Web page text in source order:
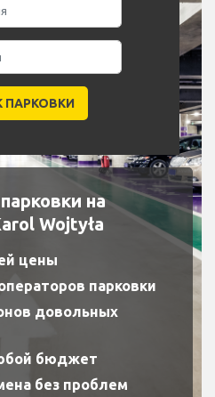
на
Wojtyła
цены
парковки
довольных
бюджет
без проблем